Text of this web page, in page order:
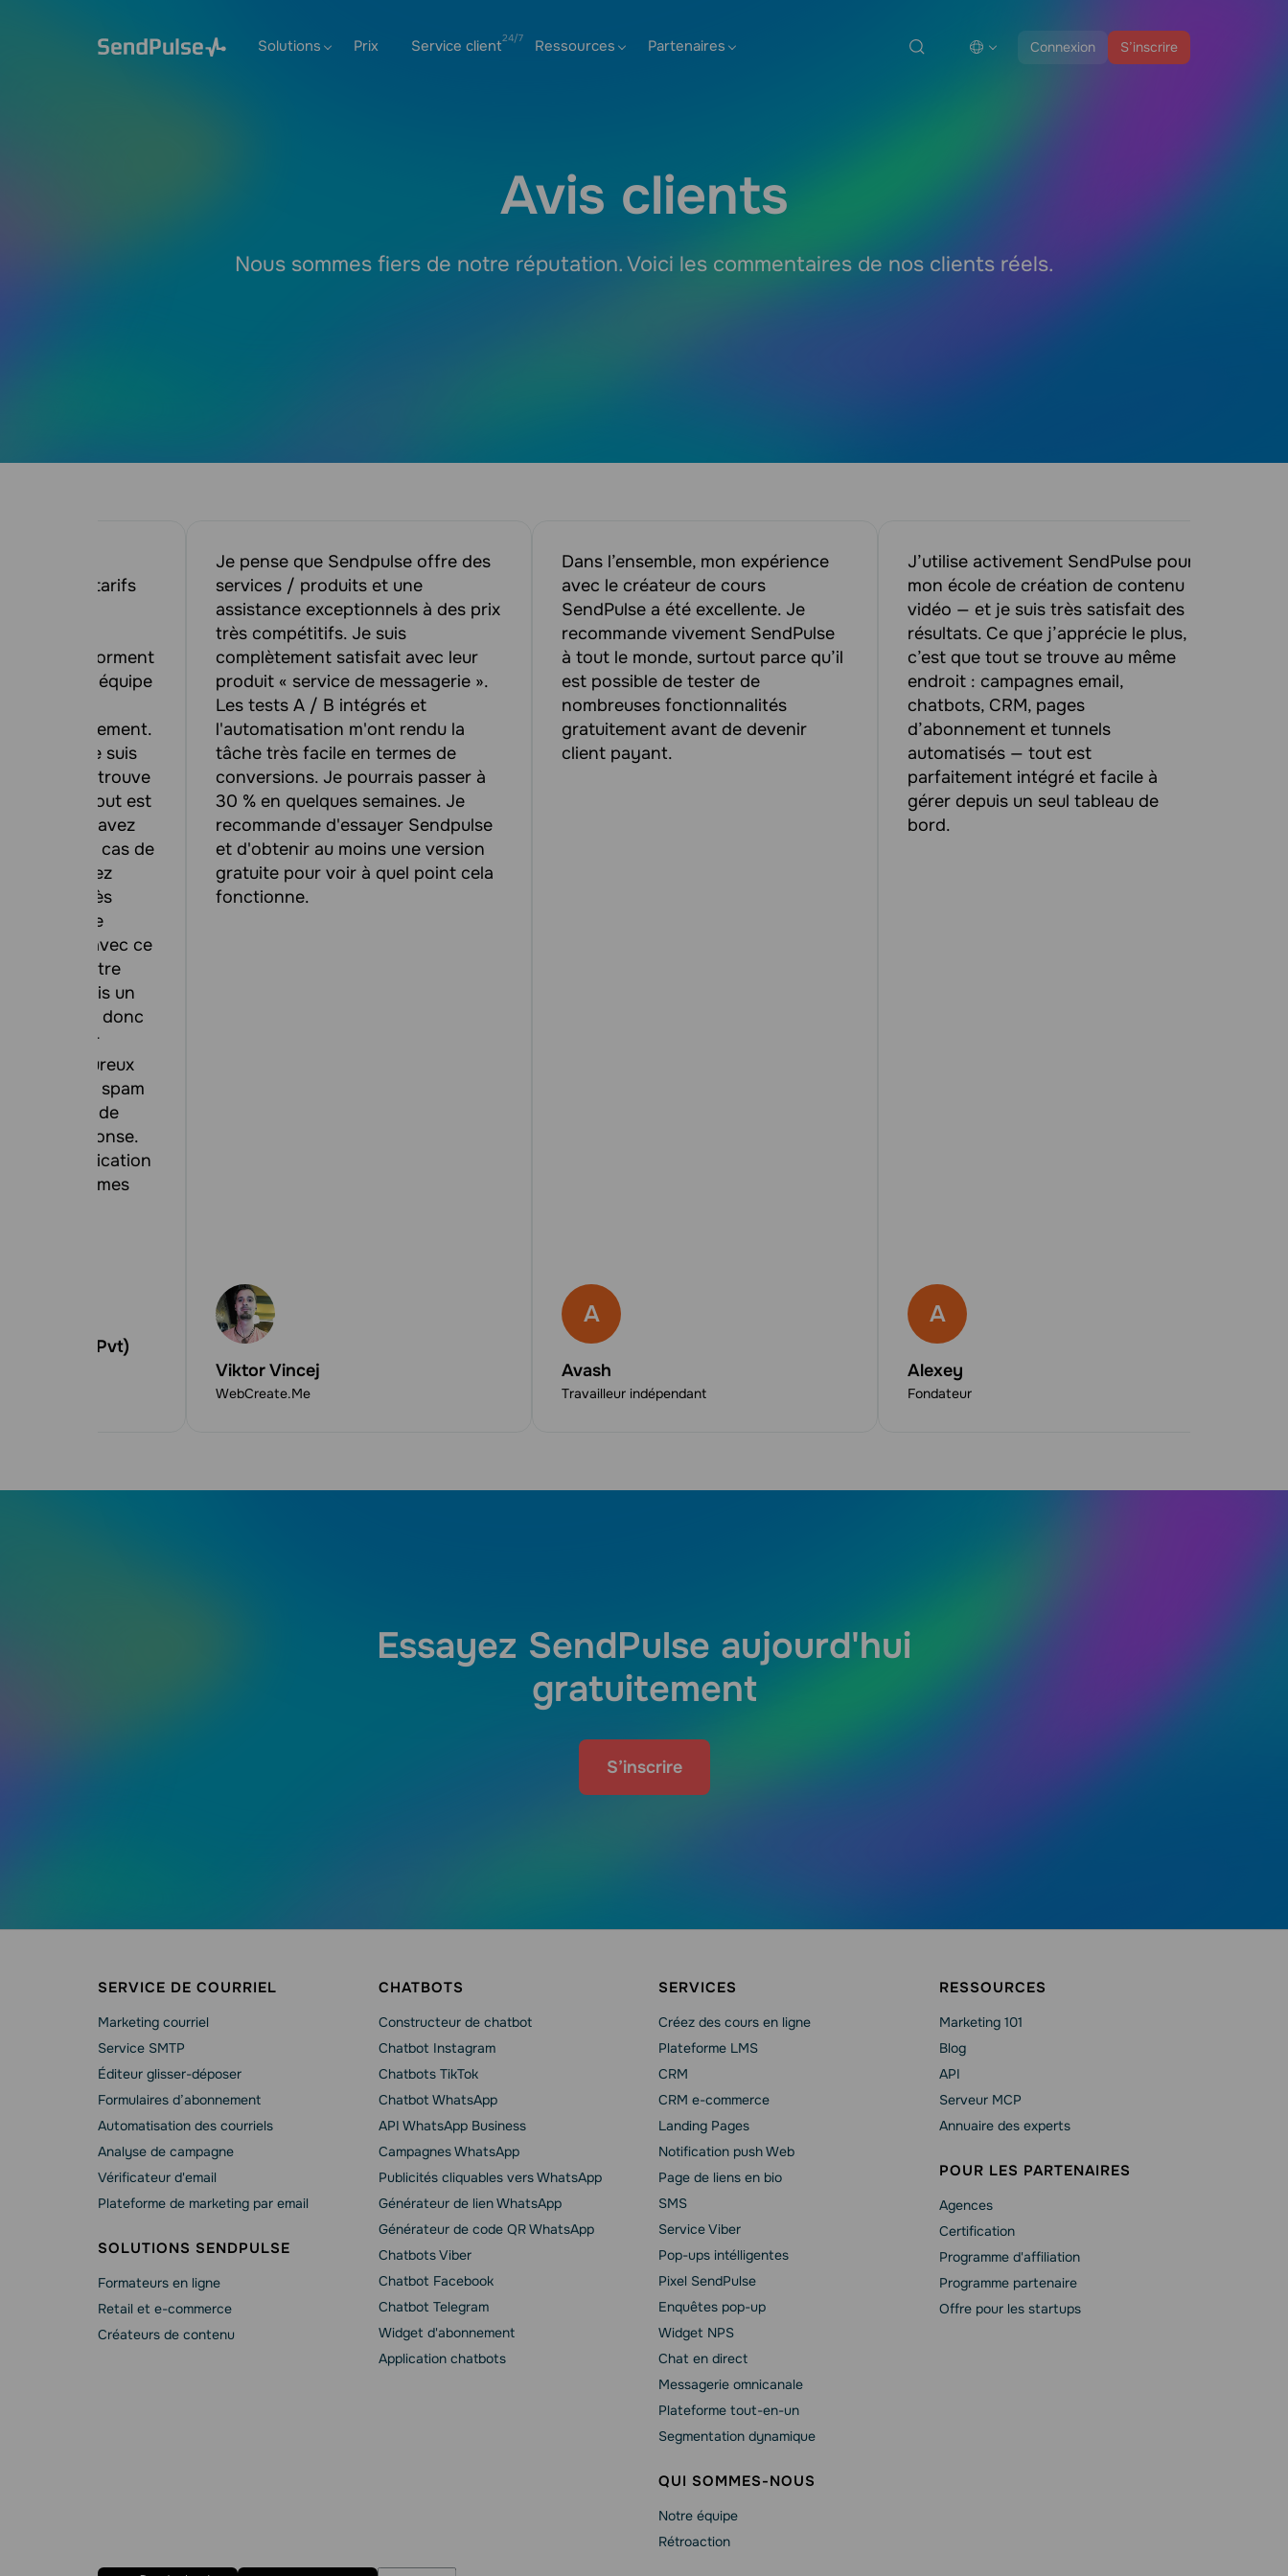
Connexion S’inscrire
Solutions Prix Service client Ressources Partenaires
Avis clients
Nous sommes fiers de notre réputation. Voici les commentaires de nos clients réels.
à des tarifs
et conforment
L'équipe
rapidement.
mois, je suis
et je ne trouve
Tout est
Vous avez
payez. En cas de
vous aurez
après
l'équipe de
donc qu'avec ce
votre
Je suis un
marketing, donc
le meilleur
sont heureux
sans spam
la boîte de
la réponse.
communication
et mes
Company (Pvt)
Je pense que Sendpulse offre des
services / produits et une
assistance exceptionnels à des prix
très compétitifs. Je suis
complètement satisfait avec leur
produit « service de messagerie ».
Les tests A / B intégrés et
l'automatisation m'ont rendu la
tâche très facile en termes de
conversions. Je pourrais passer à
30 % en quelques semaines. Je
recommande d'essayer Sendpulse
et d'obtenir au moins une version
gratuite pour voir à quel point cela
fonctionne.
Viktor Vincej
WebCreate.Me
Dans l’ensemble, mon expérience
avec le créateur de cours
SendPulse a été excellente. Je
recommande vivement SendPulse
à tout le monde, surtout parce qu’il
est possible de tester de
nombreuses fonctionnalités
gratuitement avant de devenir
client payant.
A
Avash
Travailleur indépendant
J’utilise activement SendPulse pour
mon école de création de contenu
vidéo — et je suis très satisfait des
résultats. Ce que j’apprécie le plus,
c’est que tout se trouve au même
endroit : campagnes email,
chatbots, CRM, pages
d’abonnement et tunnels
automatisés — tout est
parfaitement intégré et facile à
gérer depuis un seul tableau de
bord.
A
Alexey
Fondateur
Essayez SendPulse aujourd'hui
gratuitement
S’inscrire
SERVICE DE COURRIEL
Marketing courriel
Service SMTP
Éditeur glisser-déposer
Formulaires d’abonnement
Automatisation des courriels
Analyse de campagne
Vérificateur d'email
Plateforme de marketing par email
SOLUTIONS SENDPULSE
Formateurs en ligne
Retail et e-commerce
Créateurs de contenu
CHATBOTS
Constructeur de chatbot
Chatbot Instagram
Chatbots TikTok
Chatbot WhatsApp
API WhatsApp Business
Campagnes WhatsApp
Publicités cliquables vers WhatsApp
Générateur de lien WhatsApp
Générateur de code QR WhatsApp
Chatbots Viber
Сhatbot Facebook
Chatbot Telegram
Widget d'abonnement
Application chatbots
SERVICES
Créez des cours en ligne
Plateforme LMS
CRM
CRM e-commerce
Landing Pages
Notification push Web
Page de liens en bio
SMS
Service Viber
Pop-ups intélligentes
Pixel SendPulse
Enquêtes pop-up
Widget NPS
Chat en direct
Messagerie omnicanale
Plateforme tout-en-un
Segmentation dynamique
QUI SOMMES-NOUS
Notre équipe
Rétroaction
RESSOURCES
Marketing 101
Blog
API
Serveur MCP
Annuaire des experts
POUR LES PARTENAIRES
Agences
Сertification
Programme d'affiliation
Programme partenaire
Offre pour les startups